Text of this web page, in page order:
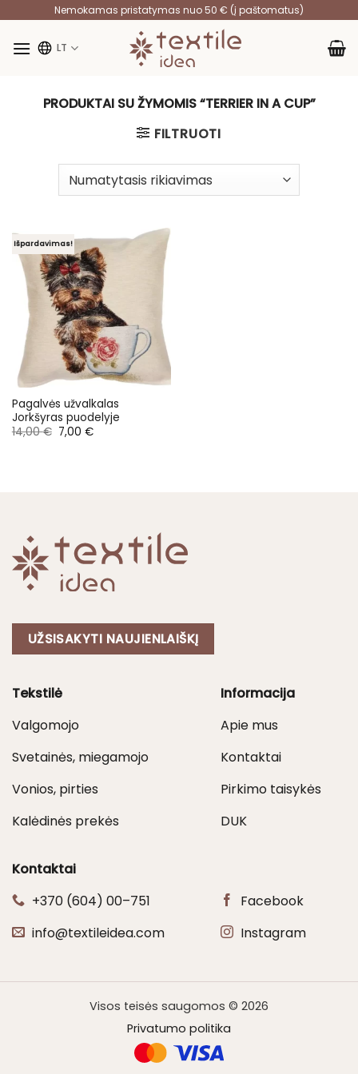
content
Nemokamas pristatymas nuo 50 € (į paštomatus)
LT
PRODUKTAI SU ŽYMOMIS “TERRIER IN A CUP”
FILTRUOTI
Išpardavimas!
Pagalvės užvalkalas
Jorkšyras puodelyje
14,00€ Original
price
7,00 €Current
UŽSISAKYTI NAUJIENLAIŠKĮ
Tekstilė
Valgomojo
Svetainės, miegamojo
Vonios, pirties
Kalėdinės prekės
Informacija
Apie mus
Kontaktai
Pirkimo taisykės
DUK
Kontaktai
+370 (604) 00–751
info@textileidea.com
Facebook
Instagram
Visos teisės saugomos © 2026
Privatumo politika